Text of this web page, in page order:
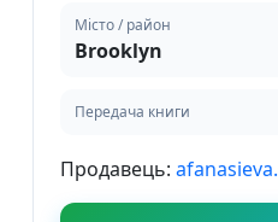
Місто / район
Brooklyn
Передача книги
Продавець: